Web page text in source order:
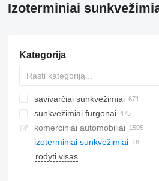
Izoterminiai
Kategorija
savivarčiai sunkvežimiai
sunkvežimiai furgonai
komerciniai automobiliai
izoterminiai sunkvežimiai
rodyti visas